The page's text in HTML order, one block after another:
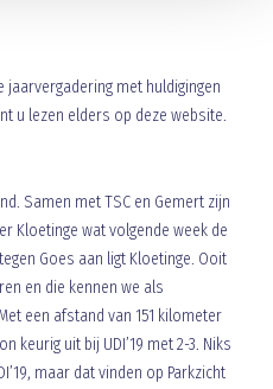
met huldigingen
u lezen elders op deze website.
Samen met TSC en Gemert zijn
Kloetinge wat volgende week de
Goes aan ligt Kloetinge. Ooit
en die kennen we als
een afstand van 151 kilometer
keurig uit bij UDI’19 met 2-3. Niks
maar dat vinden op Parkzicht